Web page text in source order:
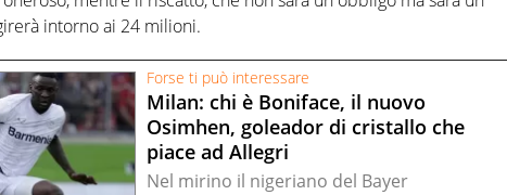
intorno ai 24 milioni.
Forse ti può interessare
Milan: chi è Boniface, il nuovo
Osimhen, goleador di cristallo che
piace ad Allegri
Nel mirino il nigeriano del Bayer